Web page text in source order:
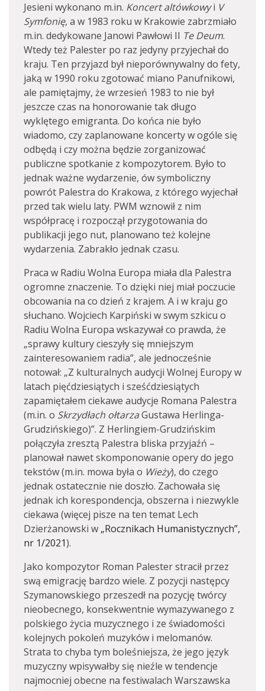
Jesieni wykonano m.in. Koncert altówkowyi V
Symfonię, a w 1983 roku w Krakowie zabrzmiało
m.in. dedykowane Janowi Pawłowi II Te Deum.
Wtedy też Palester po raz jedyny przyjechał do
kraju. Ten przyjazd był nieporównywalny do fety,
jaką w 1990 roku zgotować miano Panufnikowi,
ale pamiętajmy, że wrzesień 1983 to nie był
jeszcze czas na honorowanie tak długo
wyklętego emigranta. Do końca nie było
wiadomo, czy zaplanowane koncerty w ogóle się
odbędą i czy można będzie zorganizować
publiczne spotkanie z kompozytorem. Było to
jednak ważne wydarzenie, ów symboliczny
powrót Palestra do Krakowa, z którego wyjechał
przed tak wielu laty. PWM wznowił z nim
współpracę i rozpoczął przygotowania do
publikacji jego nut, planowano też kolejne
wydarzenia. Zabrakło jednak czasu.
Praca w Radiu Wolna Europa miała dla Palestra
ogromne znaczenie. To dzięki niej miał poczucie
obcowania na co dzień z krajem. A i w kraju go
słuchano. Wojciech Karpiński w swym szkicu o
Radiu Wolna Europa wskazywał co prawda, że
„sprawy kultury cieszyły się mniejszym
zainteresowaniem radia”, ale jednocześnie
notował: „Z kulturalnych audycji Wolnej Europy w
latach pięćdziesiątych i sześćdziesiątych
zapamiętałem ciekawe audycje Romana Palestra
(m.in. o Skrzydłach ołtarzaGustawa Herlinga-
Grudzińskiego)”. Z Herlingiem-Grudzińskim
połączyła zresztą Palestra bliska przyjaźń –
planował nawet skomponowanie opery do jego
tekstów (m.in. mowa była o Wieży), do czego
jednak ostatecznie nie doszło. Zachowała się
jednak ich korespondencja, obszerna i niezwykle
ciekawa (więcej pisze na ten temat Lech
Dzierżanowski w „Rocznikach Humanistycznych”,
nr 1/2021).
Jako kompozytor Roman Palester stracił przez
swą emigrację bardzo wiele. Z pozycji następcy
Szymanowskiego przeszedł na pozycję twórcy
nieobecnego, konsekwentnie wymazywanego z
polskiego życia muzycznego i ze świadomości
kolejnych pokoleń muzyków i melomanów.
Strata to chyba tym boleśniejsza, że jego język
muzyczny wpisywałby się nieźle w tendencje
najmocniej obecne na festiwalach Warszawska